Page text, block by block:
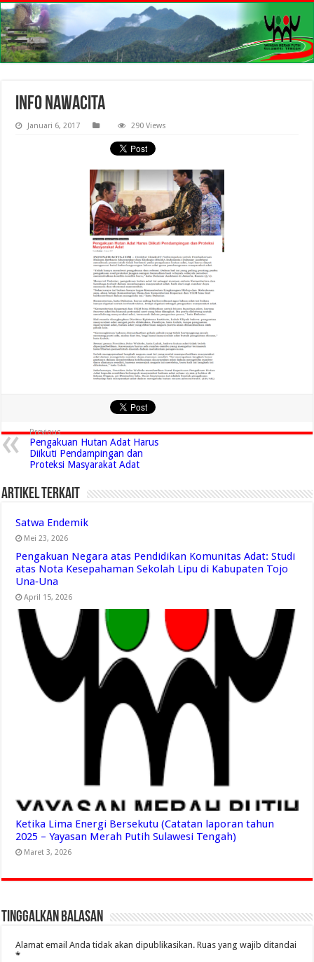
info nawacita
Januari 6, 2017 290 Views
Previous
Pengakuan Hutan Adat Harus
Diikuti Pendampingan dan
Proteksi Masyarakat Adat
Artikel Terkait
Satwa Endemik
Mei 23, 2026
Pengakuan Negara atas Pendidikan Komunitas Adat: Studi
atas Nota Kesepahaman Sekolah Lipu di Kabupaten Tojo
Una‑Una
April 15, 2026
Ketika Lima Energi Bersekutu (Catatan laporan tahun
2025 – Yayasan Merah Putih Sulawesi Tengah)
Maret 3, 2026
Tinggalkan Balasan
Alamat email Anda tidak akan dipublikasikan. Ruas yang wajib ditandai
*